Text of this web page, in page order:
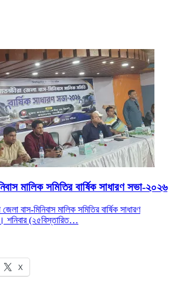
মালিক সমিতির বার্ষিক সাধারণ সভা-২০২৬
বাস-মিনিবাস মালিক সমিতির বার্ষিক সাধারণ
শনিবার (২৫বিস্তারিত…
X